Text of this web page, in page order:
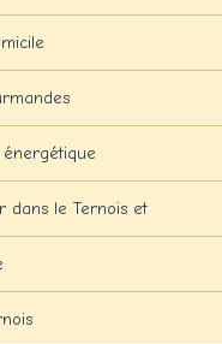
énergétique
dans le Ternois et